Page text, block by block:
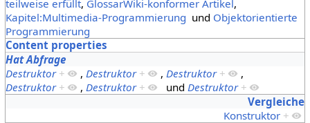
teilweise erfüllt, GlossarWiki-konformer Artikel,
Kapitel:Multimedia-Programmierung und Objektorientierte
Programmierung
Content properties
Hat Abfrage
Destruktor + , Destruktor + , Destruktor +
,
Destruktor + , Destruktor + und Destruktor +
Vergleiche
Konstruktor +